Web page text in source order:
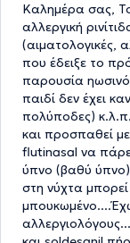
Καλημέρα σας, Το
αλλεργική
(αιματολογικές,
που έδειξε το
παρουσία
παιδί δεν έχει
πολύποδες)
και προσπαθεί με
flutinasal να
ύπνο (βαθύ
στη νύχτα